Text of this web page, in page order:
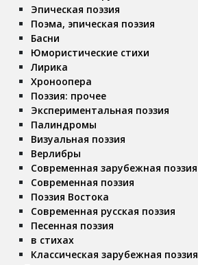
Эпическая поэзия
Поэма, эпическая поэзия
Басни
Юмористические стихи
Лирика
Хроноопера
Поэзия: прочее
Экспериментальная поэзия
Палиндромы
Визуальная поэзия
Верлибры
Современная зарубежная поэзия
Современная поэзия
Поэзия Востока
Современная русская поэзия
Песенная поэзия
в стихах
Классическая зарубежная поэзия